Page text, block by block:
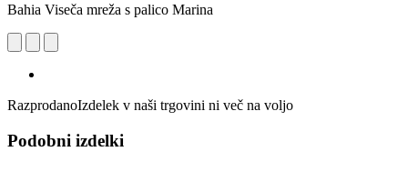
Bahia Viseča mreža s palico Marina
RazprodanoIzdelek v naši trgovini ni več na voljo
Podobni izdelki